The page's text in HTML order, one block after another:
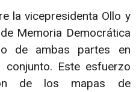
la vicepresidenta Ollo y
Memoria Democrática
de ambas partes en
Este esfuerzo
de los mapas de